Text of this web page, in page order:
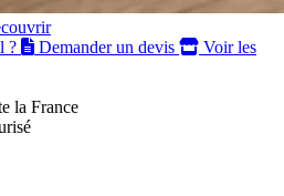
?
Demander un devis
Voir les
la France